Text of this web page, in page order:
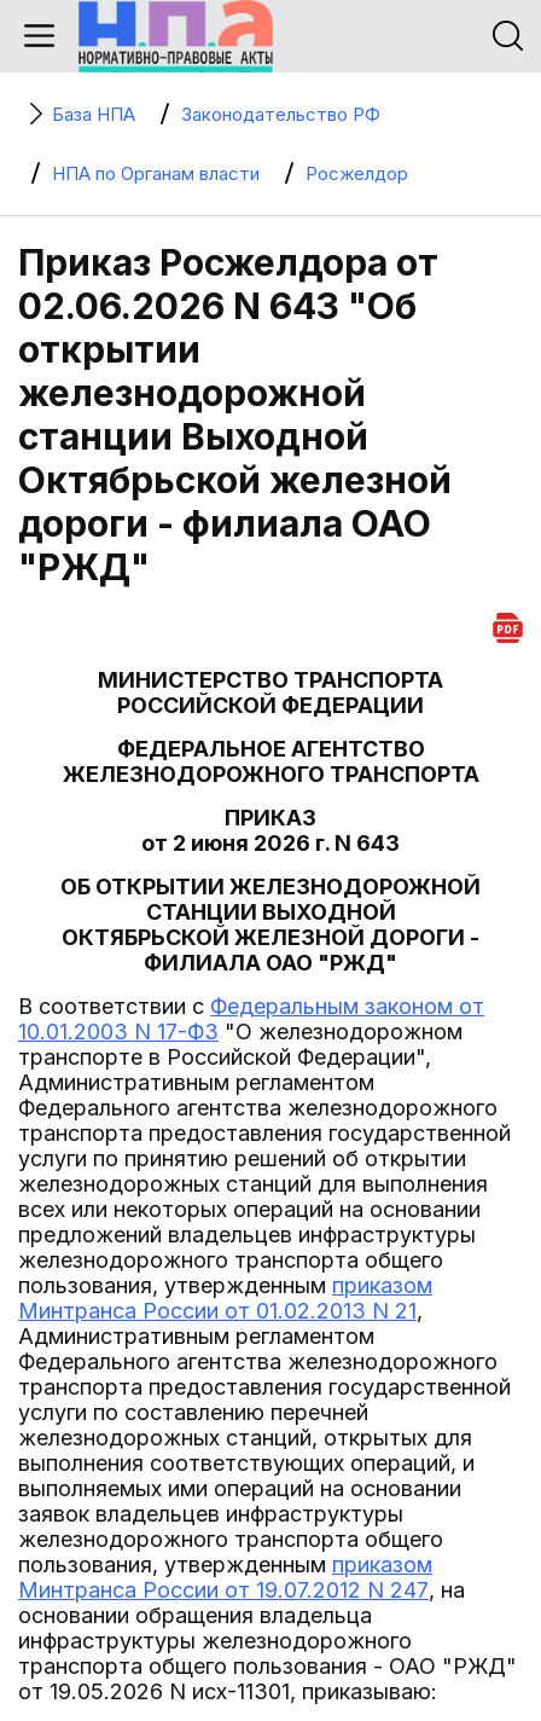
База НПА Законодательство РФ
НПА по Органам власти Росжелдор
Приказ Росжелдора от
02.06.2026 N 643 "Об
открытии
железнодорожной
станции Выходной
Октябрьской железной
дороги - филиала ОАО
"РЖД"
МИНИСТЕРСТВО ТРАНСПОРТА
РОССИЙСКОЙ ФЕДЕРАЦИИ
ФЕДЕРАЛЬНОЕ АГЕНТСТВО
ЖЕЛЕЗНОДОРОЖНОГО ТРАНСПОРТА
ПРИКАЗ
от 2 июня 2026 г. N 643
ОБ ОТКРЫТИИ ЖЕЛЕЗНОДОРОЖНОЙ
СТАНЦИИ ВЫХОДНОЙ
ОКТЯБРЬСКОЙ ЖЕЛЕЗНОЙ ДОРОГИ -
ФИЛИАЛА ОАО "РЖД"
В соответствии с Федеральным законом от
10.01.2003 N 17-ФЗ "О железнодорожном
транспорте в Российской Федерации",
Административным регламентом
Федерального агентства железнодорожного
транспорта предоставления государственной
услуги по принятию решений об открытии
железнодорожных станций для выполнения
всех или некоторых операций на основании
предложений владельцев инфраструктуры
железнодорожного транспорта общего
пользования, утвержденным приказом
Минтранса России от 01.02.2013 N 21,
Административным регламентом
Федерального агентства железнодорожного
транспорта предоставления государственной
услуги по составлению перечней
железнодорожных станций, открытых для
выполнения соответствующих операций, и
выполняемых ими операций на основании
заявок владельцев инфраструктуры
железнодорожного транспорта общего
пользования, утвержденным приказом
Минтранса России от 19.07.2012 N 247, на
основании обращения владельца
инфраструктуры железнодорожного
транспорта общего пользования - ОАО "РЖД"
от 19.05.2026 N исх-11301, приказываю: